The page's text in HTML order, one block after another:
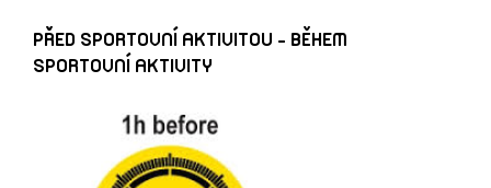
PŘED SPORTOVNÍ AKTIVITOU - BĚHEM
SPORTOVNÍ AKTIVITY